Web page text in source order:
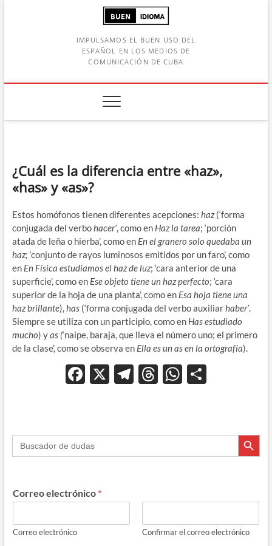
IMPULSAMOS EL BUEN USO DEL
ESPAÑOL EN LOS MEDIOS DE
COMUNICACIÓN DE CUBA
¿Cuál es la diferencia entre «haz»,
«has» y «as»?
Estos homófonos tienen diferentes acepciones: haz(‘forma
conjugada del verbohacer’, como en Haz la tarea; ‘porción
atada de leña o hierba’, como en En el granero solo quedaba un
haz; ‘conjunto de rayos luminosos emitidos por un faro’, como
en En Física estudiamos el haz de luz; ‘cara anterior de una
superficie’, como en Ese objeto tiene un haz perfecto; ‘cara
superior de la hoja de una planta’, como en Esa hoja tiene una
haz brillante),has (‘forma conjugada del verbo auxiliarhaber’.
Siempre se utiliza con un participio, como en Has estudiado
mucho) yas (‘naipe, baraja, que lleva el número uno; el primero
de la clase’, como se observa en Ella es un as en la ortografía).
F
b
o
k
X T
gr
a
T
a
ds
W
s
A
p
ar
Buscar: Botón de
Correo electrónico *
Correo electrónico Confirmar el correo electrónico